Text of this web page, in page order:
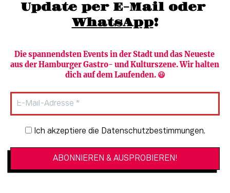
Update per E-Mail oder
WhatsApp!
Die spannendsten Events in der Stadt und das Neueste
aus der Hamburger Gastro- und Kulturszene. Wir halten
dich auf dem Laufenden. 😃
Newsletter-Anmeldung
Ich akzeptiere die Datenschutzbestimmungen.
Newsletter abonnieren
HAMBURG PUR
Verlag